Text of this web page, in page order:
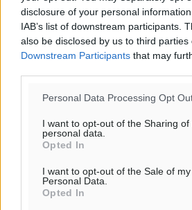
disclosure of your personal
IAB’s list of downstream participants.
also be disclosed by us to third parties
Downstream Participants that may
Personal Data Processing Opt
I want to opt-out of the Sharing of
personal data.
Opted In
I want to opt-out of the Sale of my
Personal Data.
Opted In